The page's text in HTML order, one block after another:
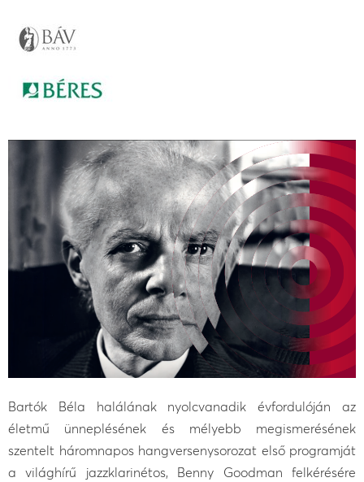
Bartók Béla halálának nyolcvanadik évfordulóján az
életmű ünneplésének és mélyebb megismerésének
szentelt háromnapos hangversenysorozat első programját
a világhírű jazzklarinétos, Benny Goodman felkérésére